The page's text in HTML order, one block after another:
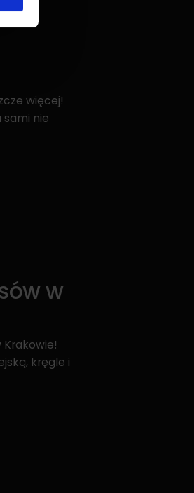
więcej!
sami nie
w
kręgle i